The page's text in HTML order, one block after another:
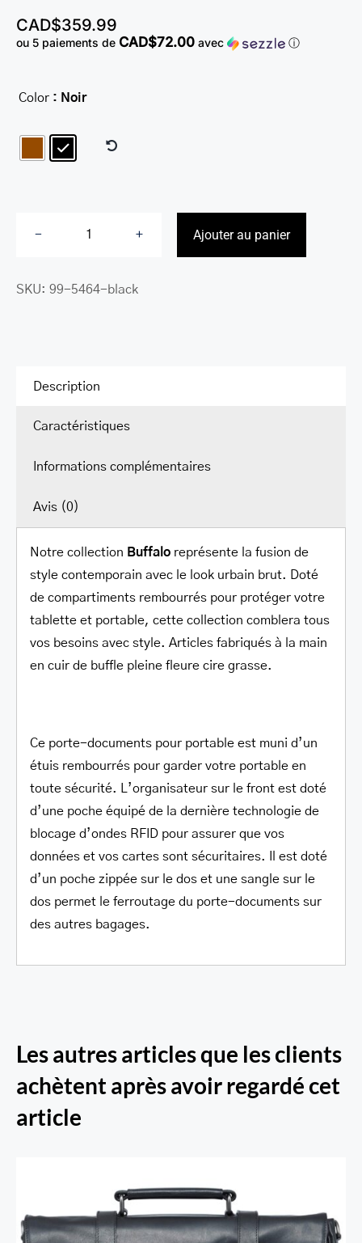
LEATHER BILL CLIPS
LEATHER LUGGAGE TAGS
CADEAU
CAD$359.99
ou 5 paiements de CAD$72.00 avec ⓘ
Color : Noir
Porte-
portable
po.
Ajouter au panier
SKU: 99-5464-black
Description
Caractéristiques
Informations complémentaires
Avis (0)
Notre collection Buffalo représente la fusion de
style contemporain avec le look urbain brut. Doté
de compartiments rembourrés pour protéger votre
tablette et portable, cette collection comblera tous
vos besoins avec style. Articles fabriqués à la main
en cuir de buffle pleine fleure cire grasse.
Ce porte-documents pour portable est muni d’un
étuis rembourrés pour garder votre portable en
toute sécurité. L’organisateur sur le front est doté
d’une poche équipé de la dernière technologie de
blocage d’ondes RFID pour assurer que vos
données et vos cartes sont sécuritaires. Il est doté
d’un poche zippée sur le dos et une sangle sur le
dos permet le ferroutage du porte-documents sur
des autres bagages.
Les autres articles que les clients
achètent après avoir regardé cet
article